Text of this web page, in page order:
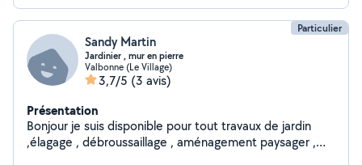
Particulier
Sandy Martin
Jardinier , mur en pierre
Valbonne (Le Village)
3,7/5 (3 avis)
Présentation
Bonjour je suis disponible pour tout travaux de jardin
,élagage , débroussaillage , aménagement paysager ,